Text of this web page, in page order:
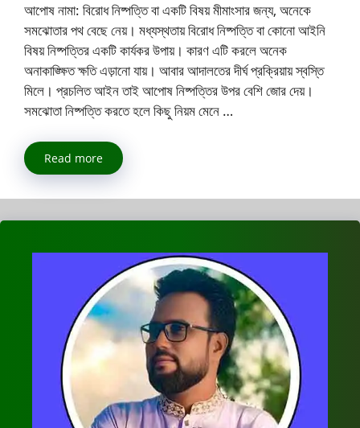
আপোষ নামা: বিরোধ নিষ্পত্তি বা একটি বিষয় মীমাংসার জন্য, অনেকে
সমঝোতার পথ বেছে নেয়। মধ্যস্থতায় বিরোধ নিষ্পত্তি বা কোনো আইনি
বিষয় নিষ্পত্তির একটি কার্যকর উপায়। কারণ এটি করলে অনেক
অনাকাঙ্ক্ষিত ক্ষতি এড়ানো যায়। আবার আদালতের দীর্ঘ প্রক্রিয়ায় স্বস্তি
মিলে। প্রচলিত আইন তাই আপোষ নিষ্পত্তির উপর বেশি জোর দেয়।
সমঝোতা নিষ্পত্তি করতে হলে কিছু নিয়ম মেনে …
Read more